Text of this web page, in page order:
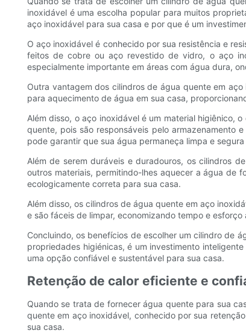
inoxidável é uma escolha popular para muitos
aço inoxidável para sua casa e por que é um
O aço inoxidável é conhecido por sua resistência e
feitos de cobre ou aço revestido de vidro, o aço
especialmente importante em áreas com água dura,
Outra vantagem dos cilindros de água quente em
para aquecimento de água em sua casa,
Além disso, o aço inoxidável é um material higiênico,
quente, pois são responsáveis ​​​​pelo armazenamento
pode garantir que sua água permaneça limpa e
Além de serem duráveis ​​e duradouros, os cilindros
outros materiais, permitindo-lhes aquecer a água de
ecologicamente correta para sua casa.
Além disso, os cilindros de água quente em aço
e são fáceis de limpar, economizando tempo e esforço
Concluindo, os benefícios de escolher um cilindro de
propriedades higiénicas, é um investimento
uma opção confiável e sustentável para sua casa.
Retenção de calor eficiente e
Quando se trata de fornecer água quente para sua
quente em aço inoxidável, conhecido por sua
sua casa.